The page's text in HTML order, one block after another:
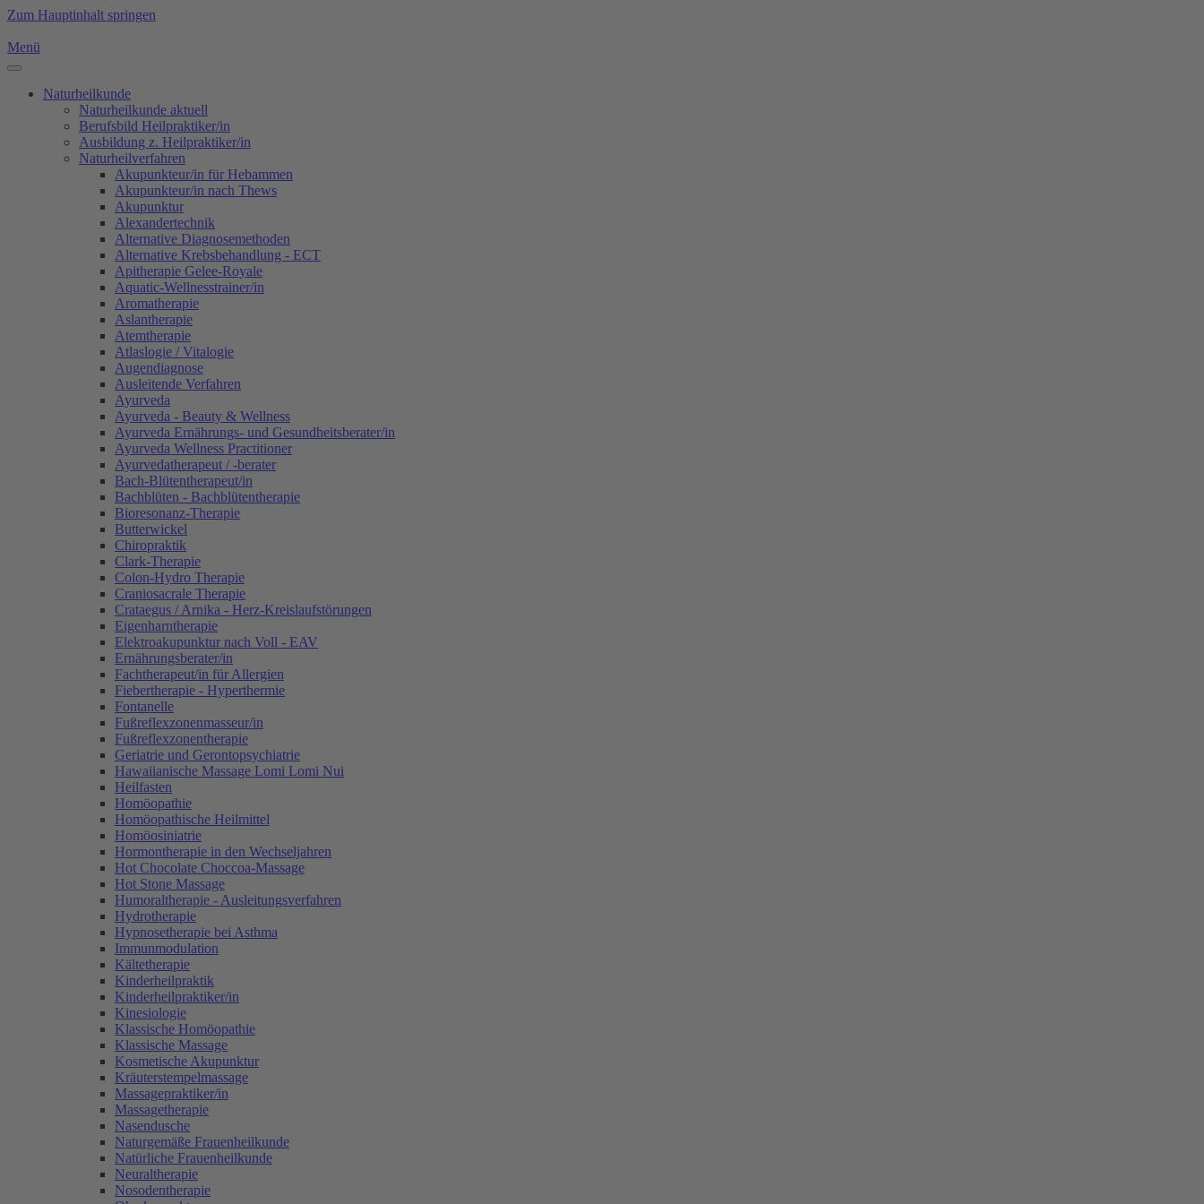
Zum Hauptinhalt springen
Menü
Naturheilkunde
Naturheilkunde aktuell
Berufsbild Heilpraktiker/in
Ausbildung z. Heilpraktiker/in
Naturheilverfahren
Akupunkteur/in für Hebammen
Akupunkteur/in nach Thews
Akupunktur
Alexandertechnik
Alternative Diagnosemethoden
Alternative Krebsbehandlung - ECT
Apitherapie Gelee-Royale
Aquatic-Wellnesstrainer/in
Aromatherapie
Aslantherapie
Atemtherapie
Atlaslogie / Vitalogie
Augendiagnose
Ausleitende Verfahren
Ayurveda
Ayurveda - Beauty & Wellness
Ayurveda Ernährungs- und Gesundheitsberater/in
Ayurveda Wellness Practitioner
Ayurvedatherapeut / -berater
Bach-Blütentherapeut/in
Bachblüten - Bachblütentherapie
Bioresonanz-Therapie
Butterwickel
Chiropraktik
Clark-Therapie
Colon-Hydro Therapie
Craniosacrale Therapie
Crataegus / Arnika - Herz-Kreislaufstörungen
Eigenharntherapie
Elektroakupunktur nach Voll - EAV
Ernährungsberater/in
Fachtherapeut/in für Allergien
Fiebertherapie - Hyperthermie
Fontanelle
Fußreflexzonenmasseur/in
Fußreflexzonentherapie
Geriatrie und Gerontopsychiatrie
Hawaiianische Massage Lomi Lomi Nui
Heilfasten
Homöopathie
Homöopathische Heilmittel
Homöosiniatrie
Hormontherapie in den Wechseljahren
Hot Chocolate Choccoa-Massage
Hot Stone Massage
Humoraltherapie - Ausleitungsverfahren
Hydrotherapie
Hypnosetherapie bei Asthma
Immunmodulation
Kältetherapie
Kinderheilpraktik
Kinderheilpraktiker/in
Kinesiologie
Klassische Homöopathie
Klassische Massage
Kosmetische Akupunktur
Kräuterstempelmassage
Massagepraktiker/in
Massagetherapie
Nasendusche
Naturgemäße Frauenheilkunde
Natürliche Frauenheilkunde
Neuraltherapie
Nosodentherapie